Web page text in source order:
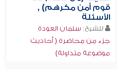
قوم أمن مكرهم) ,
الأسئلة
للشيخ: سلمان العودة
جزء من محاضرة ( أحاديث
موضوعة متداولة)